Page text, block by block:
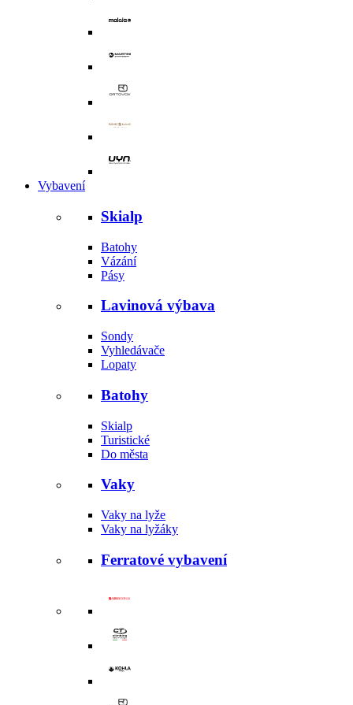
Vybavení
Skialp
Batohy
Vázání
Pásy
Lavinová výbava
Sondy
Vyhledávače
Lopaty
Batohy
Skialp
Turistické
Do města
Vaky
Vaky na lyže
Vaky na lyžáky
Ferratové vybavení